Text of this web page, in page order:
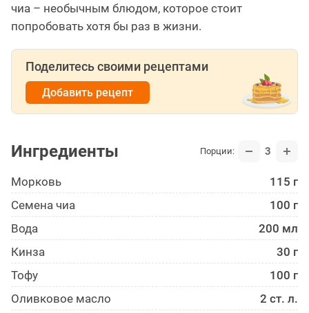
чиа – необычным блюдом, которое стоит
попробовать хотя бы раз в жизни.
Поделитесь своими рецептами
Добавить рецепт
Ингредиенты Порции: 3
Морковь
115 г
Семена чиа
100 г
Вода
200 мл
Кинза
30 г
Тофу
100 г
Оливковое масло
2 ст. л.